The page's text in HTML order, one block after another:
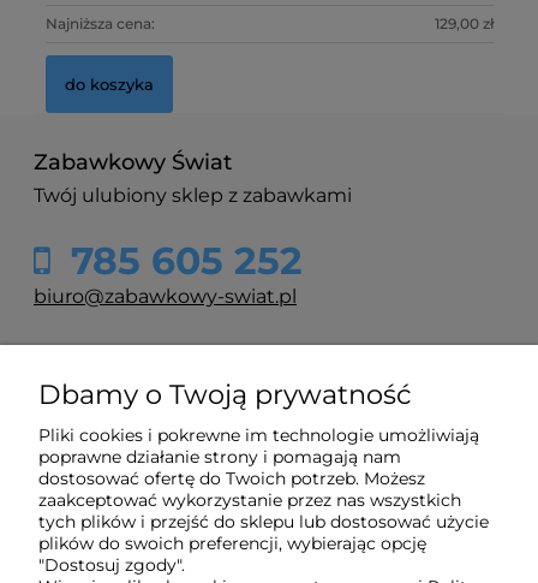
Najniższa cena: 129,00 zł
do koszyka
Zabawkowy Świat
Twój ulubiony sklep z zabawkami
785 605 252
biuro@zabawkowy-swiat.pl
O nas
Obsługa klienta
Pomoc
Dbamy o Twoją prywatność
Pliki cookies i pokrewne im technologie umożliwiają
poprawne działanie strony i pomagają nam
dostosować ofertę do Twoich potrzeb. Możesz
zaakceptować wykorzystanie przez nas wszystkich
tych plików i przejść do sklepu lub dostosować użycie
plików do swoich preferencji, wybierając opcję
"Dostosuj zgody".